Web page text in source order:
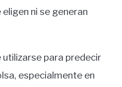
ni se generan
utilizarse para predecir
especialmente en